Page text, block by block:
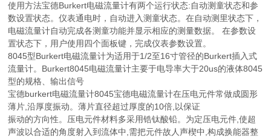
使用方法宝德Burkert电磁流量计有两个运行状态:自动测童状态和参
数设置状态。仪表通电时，自动进入测童状态。在自动测里状态下，
电磁流量计自动完成各测童功能并显示相应的测量数据。 在参数设
置状态下，用户使用四个面板键，完成仪表参数设置。
8045型Burkert电磁流量计为适用于1/2至16寸管径的Burkert插入式
流量计。Burkert8045电磁流量计主要于电导率大于20us的液体8045
型的规格、输出信号
宝德burkert电磁流量计8045宝德电磁流量计在压电元件常做成圆形
薄片,沿厚度振动。薄片直径超过厚度的10倍,以保证
振动的方向性。压电元件材料多采用锆钛酸铅。为定压电元件,使超
声波以合适的角度射入到流体中,需把元件故人声楔中,构成换能器整